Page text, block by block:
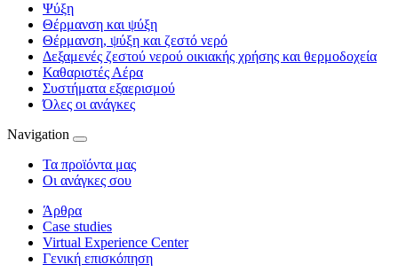
Ψύξη
Θέρμανση και ψύξη
Θέρμανση, ψύξη και ζεστό νερό
Δεξαμενές ζεστού νερού οικιακής χρήσης και θερμοδοχεία
Καθαριστές Αέρα
Συστήματα εξαερισμού
Όλες οι ανάγκες
Navigation
Τα προϊόντα μας
Οι ανάγκες σου
Άρθρα
Case studies
Virtual Experience Center
Γενική επισκόπηση